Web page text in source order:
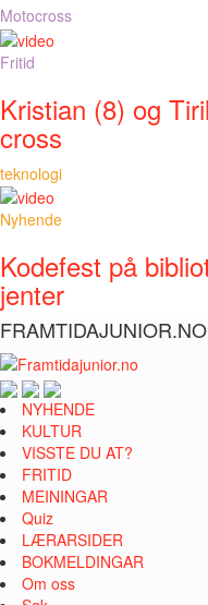
Motocross
Fritid
Kristian (8) og
cross
teknologi
Nyhende
Kodefest på
jenter
FRAMTIDAJUNIOR.NO
NYHENDE
KULTUR
VISSTE DU AT?
FRITID
MEININGAR
Quiz
LÆRARSIDER
BOKMELDINGAR
Om oss